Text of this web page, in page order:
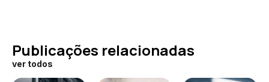
Publicações relacionadas
ver todos